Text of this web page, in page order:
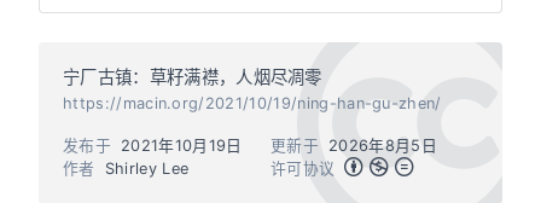
宁厂古镇：草籽满襟，人烟尽凋零
https://macin.org/2021/10/19/ning-han-gu-zhen/
作者 Shirley Lee
发布于 2021年10月19日 更新于
2026年8月5日
许可协议